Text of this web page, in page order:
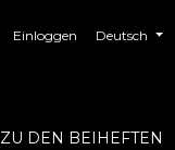
Einloggen Deutsch
ZU DEN BEIHEFTEN